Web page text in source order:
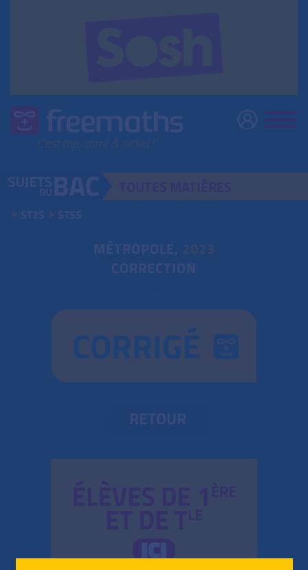
ST2S STSS
MÉTROPOLE, 2023
CORRECTION
CORRIGÉ
RETOUR